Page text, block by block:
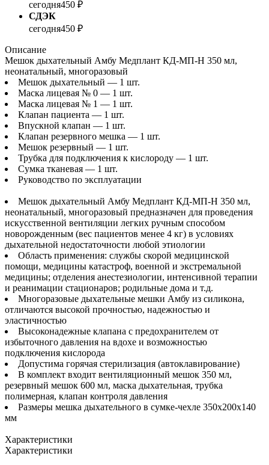
сегодня450 ₽
СДЭК
сегодня450 ₽
Описание
Мешок дыхательный Амбу Медплант КД-МП-Н 350 мл,
неонатальный, многоразовый
Мешок дыхательный — 1 шт.
Маска лицевая № 0 — 1 шт.
Маска лицевая № 1 — 1 шт.
Клапан пациента — 1 шт.
Впускной клапан — 1 шт.
Клапан резервного мешка — 1 шт.
Мешок резервный — 1 шт.
Трубка для подключения к кислороду — 1 шт.
Сумка тканевая — 1 шт.
Руководство по эксплуатации
Мешок дыхательный Амбу Медплант КД-МП-Н 350 мл,
неонатальный, многоразовый предназначен для проведения
искусственной вентиляции легких ручным способом
новорожденным (вес пациентов менее 4 кг) в условиях
дыхательной недостаточности любой этиологии
Область применения: службы скорой медицинской
помощи, медицины катастроф, военной и экстремальной
медицины; отделения анестезиологии, интенсивной терапии
и реанимации стационаров; родильные дома и т.д.
Многоразовые дыхательные мешки Амбу из силикона,
отличаются высокой прочностью, надежностью и
эластичностью
Высоконадежные клапана с предохранителем от
избыточного давления на вдохе и возможностью
подключения кислорода
Допустима горячая стерилизация (автоклавирование)
В комплект входит вентиляционный мешок 350 мл,
резервный мешок 600 мл, маска дыхательная, трубка
полимерная, клапан контроля давления
Размеры мешка дыхательного в сумке-чехле 350х200х140
мм
Характеристики
Характеристики